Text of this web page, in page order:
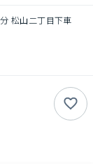
松山二丁目下車